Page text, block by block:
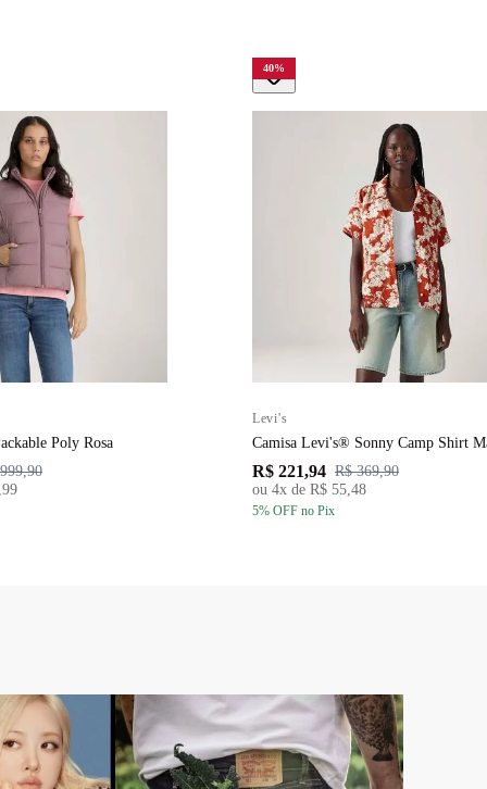
Poly Rosa
40%
Levi's
Camisa Levi's® Sonny Camp Shirt
R$ 221,94 R$ 369,90
ou 4x de R$ 55,48
5% OFF no Pix